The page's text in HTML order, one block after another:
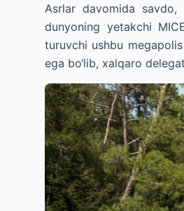
Asrlar davomida
dunyoning yetakchi
turuvchi ushbu megapolis
ega bo‘lib, xalqaro